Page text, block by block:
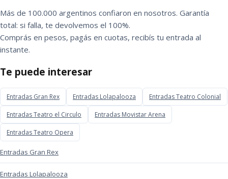
Más de 100.000 argentinos confiaron en nosotros. Garantía
total: si falla, te devolvemos el 100%.
Comprás en pesos, pagás en cuotas, recibís tu entrada al
instante.
Te puede interesar
Entradas Gran Rex Entradas Lolapalooza Entradas Teatro Colonial
Entradas Teatro el Circulo Entradas Movistar Arena
Entradas Teatro Opera
Entradas Gran Rex
Entradas Lolapalooza